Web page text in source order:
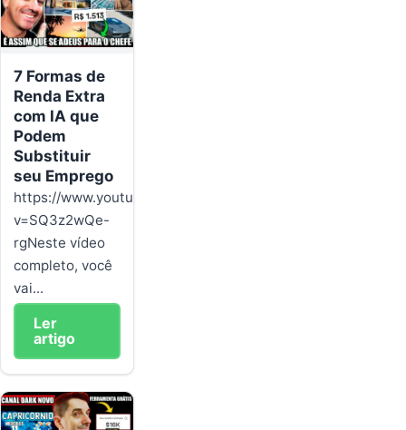
7 Formas de
Renda Extra
com IA que
Podem
Substituir
seu Emprego
https://www.youtube.com/watch?
v=SQ3z2wQe-
rgNeste vídeo
completo, você
vai...
Ler
artigo